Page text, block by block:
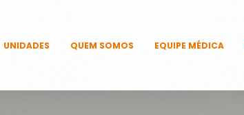
UNIDADES QUEM SOMOS EQUIPE MÉDICA